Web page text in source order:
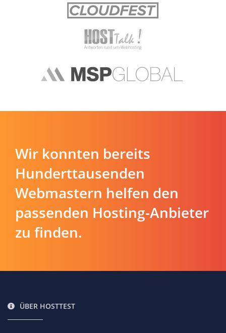
Wir konnten bereits
Hunderttausenden
Webmastern helfen den
passenden Hosting-Anbieter
zu finden.
ÜBER HOSTTEST